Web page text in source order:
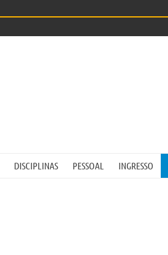
DISCIPLINAS PESSOAL INGRESSO